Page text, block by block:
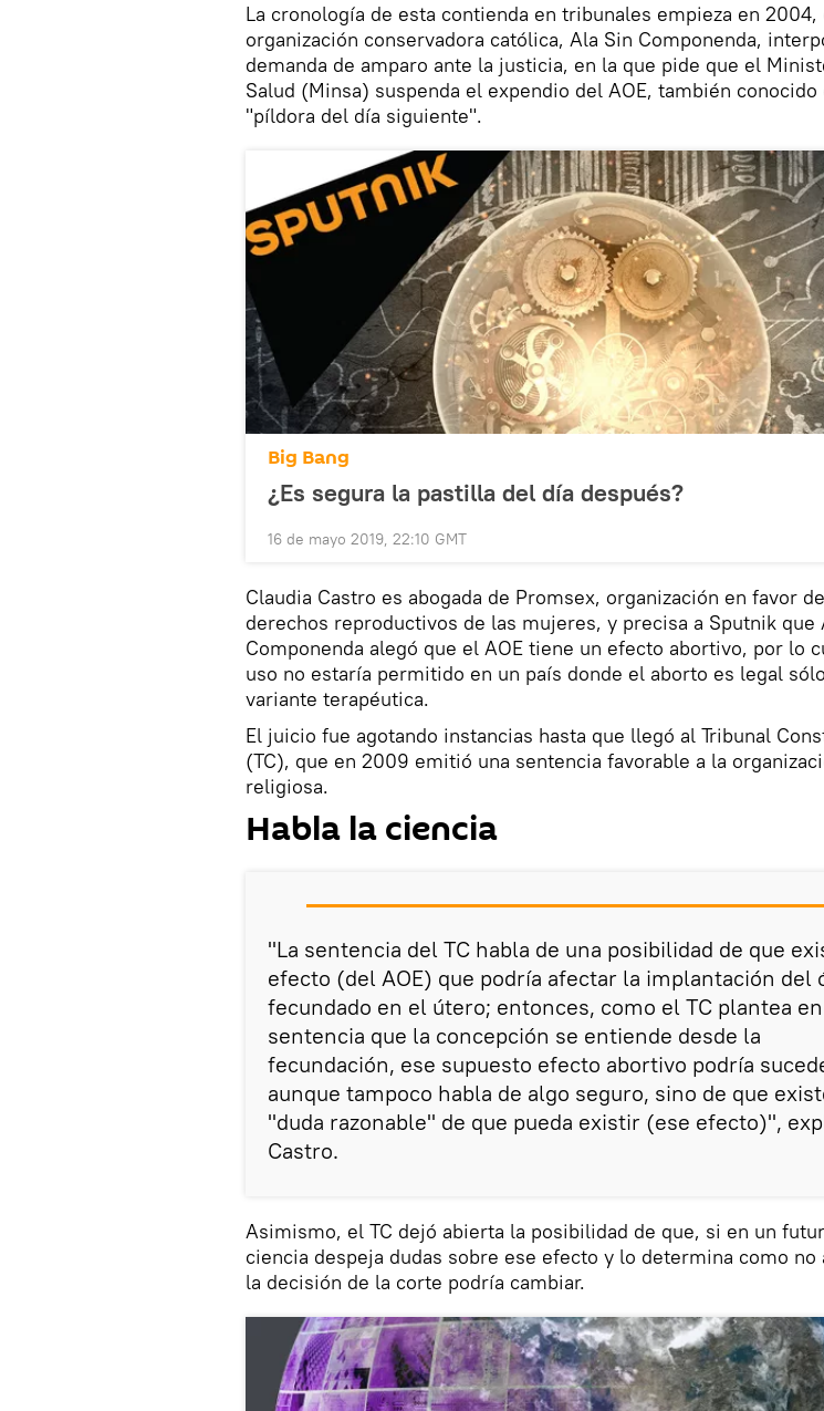
La cronología de esta contienda en tribunales empieza en 2004,
organización conservadora católica, Ala Sin Componenda,
demanda de amparo ante la justicia, en la que pide que el
Salud (Minsa) suspenda el expendio del AOE, también conocido
"píldora del día siguiente".
Big Bang
¿Es segura la pastilla del día después?
16 de mayo 2019, 22:10 GMT
Claudia Castro es abogada de Promsex, organización en favor
derechos reproductivos de las mujeres, y precisa a Sputnik que
Componenda alegó que el AOE tiene un efecto abortivo, por lo
uso no estaría permitido en un país donde el aborto es legal
variante terapéutica.
El juicio fue agotando instancias hasta que llegó al Tribunal
(TC), que en 2009 emitió una sentencia favorable a la
religiosa.
Habla la ciencia
"La sentencia del TC habla de una posibilidad de que
efecto (del AOE) que podría afectar la implantación del
fecundado en el útero; entonces, como el TC plantea
sentencia que la concepción se entiende desde la
fecundación, ese supuesto efecto abortivo podría
aunque tampoco habla de algo seguro, sino de que
"duda razonable" de que pueda existir (ese efecto)",
Castro.
Asimismo, el TC dejó abierta la posibilidad de que, si en un
ciencia despeja dudas sobre ese efecto y lo determina como no
la decisión de la corte podría cambiar.